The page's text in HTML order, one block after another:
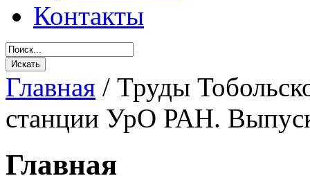
Контакты
Главная / Труды
станции УрО РАН.
Главная